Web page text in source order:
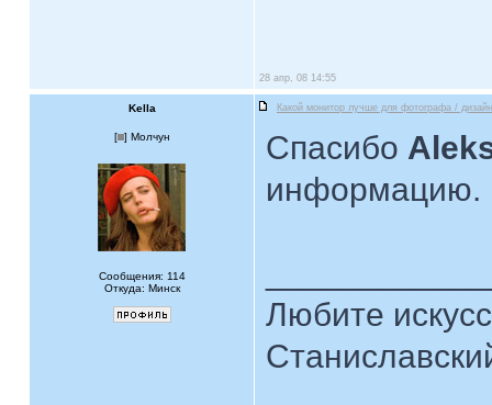
28 апр, 08 14:55
Kella Какой монитор лучше для фотографа /
[ ] Молчун
Сообщения: 114
Откуда: Минск
Спасибо
информацию.
Любите